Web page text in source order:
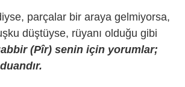
parçalar bir araya gelmiyorsa,
düştüyse, rüyanı olduğu gibi
(Pîr) senin için yorumlar;